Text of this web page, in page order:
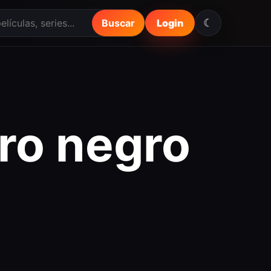
Buscar Login ☾
negro